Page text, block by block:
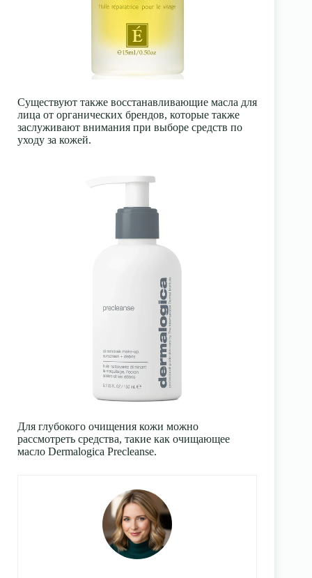
Существуют также восстанавливающие масла для
лица от органических брендов, которые также
заслуживают внимания при выборе средств по
уходу за кожей.
Для глубокого очищения кожи можно
рассмотреть средства, такие как очищающее
масло Dermalogica Precleanse.